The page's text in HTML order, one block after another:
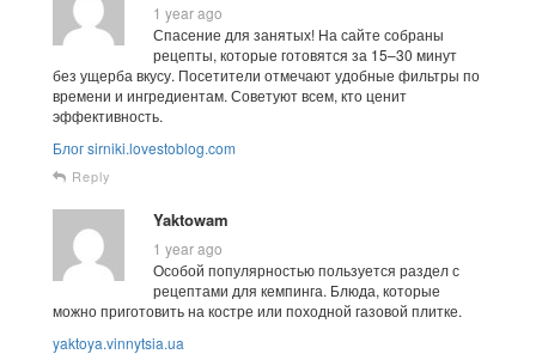
1 year ago
Спасение для занятых! На сайте собраны
рецепты, которые готовятся за 15–30 минут
без ущерба вкусу. Посетители отмечают удобные фильтры по
времени и ингредиентам. Советуют всем, кто ценит
эффективность.
Блог sirniki.lovestoblog.com
Reply
Yaktowam
1 year ago
Особой популярностью пользуется раздел с
рецептами для кемпинга. Блюда, которые
можно приготовить на костре или походной газовой плитке.
yaktoya.vinnytsia.ua